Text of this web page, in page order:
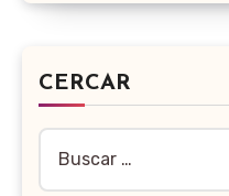
CERCAR